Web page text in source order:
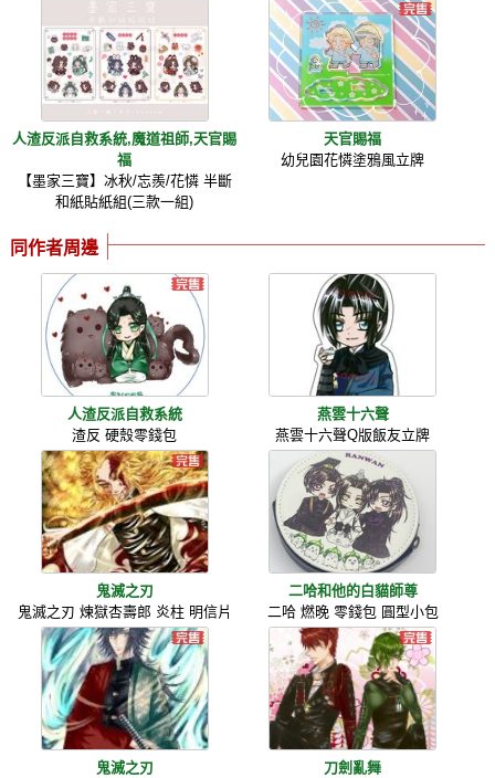
人渣反派自救系統,魔道祖師,天官賜
福
【墨家三寶】冰秋/忘羨/花憐 半斷
和紙貼紙組(三款一組)
天官賜福
幼兒園花憐塗鴉風立牌
同作者周邊
人渣反派自救系統
渣反 硬殼零錢包
燕雲十六聲
燕雲十六聲Q版飯友立牌
鬼滅之刃
鬼滅之刃 煉獄杏壽郎 炎柱 明信片
二哈和他的白貓師尊
二哈 燃晚 零錢包 圓型小包
鬼滅之刃
刀劍亂舞